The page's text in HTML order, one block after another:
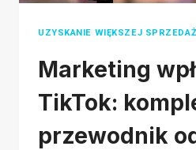
FIRMĘ
UZYSKANIE WIĘKSZEJ
Marketing
TikTok:
przewodnik